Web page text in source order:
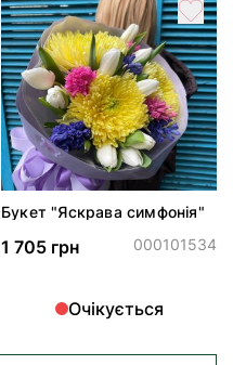
Букет "Яскрава симфонія"
1 705 грн 000101534
Очікується